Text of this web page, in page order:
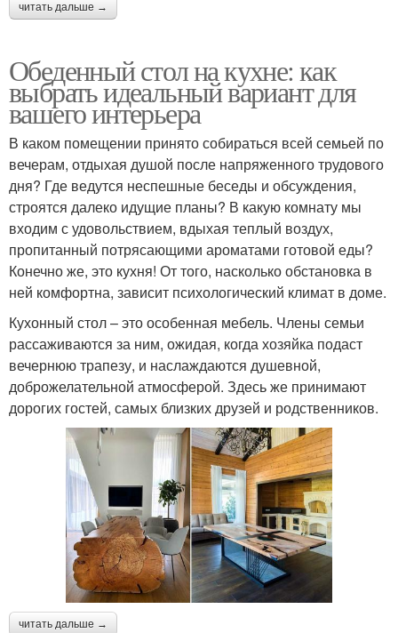
читать дальше →
Обеденный стол на кухне: как
выбрать идеальный вариант для
вашего интерьера
В каком помещении принято собираться всей семьей по
вечерам, отдыхая душой после напряженного трудового
дня? Где ведутся неспешные беседы и обсуждения,
строятся далеко идущие планы? В какую комнату мы
входим с удовольствием, вдыхая теплый воздух,
пропитанный потрясающими ароматами готовой еды?
Конечно же, это кухня! От того, насколько обстановка в
ней комфортна, зависит психологический климат в доме.
Кухонный стол – это особенная мебель. Члены семьи
рассаживаются за ним, ожидая, когда хозяйка подаст
вечернюю трапезу, и наслаждаются душевной,
доброжелательной атмосферой. Здесь же принимают
дорогих гостей, самых близких друзей и родственников.
читать дальше →